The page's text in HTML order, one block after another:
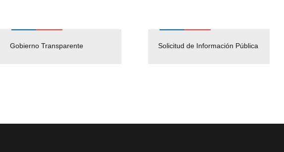
Gobierno Transparente Solicitud de Información Pública
Pago Proveedores
Empleos Públicos